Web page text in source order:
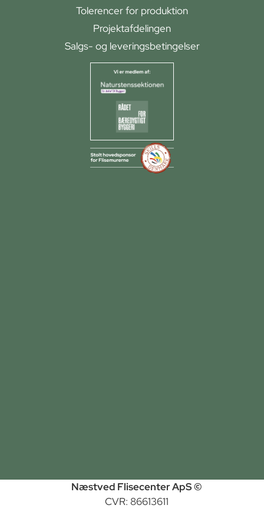
Tolerencer for produktion
Projektafdelingen
Salgs- og leveringsbetingelser
Næstved Flisecenter ApS ©
CVR: 86613611